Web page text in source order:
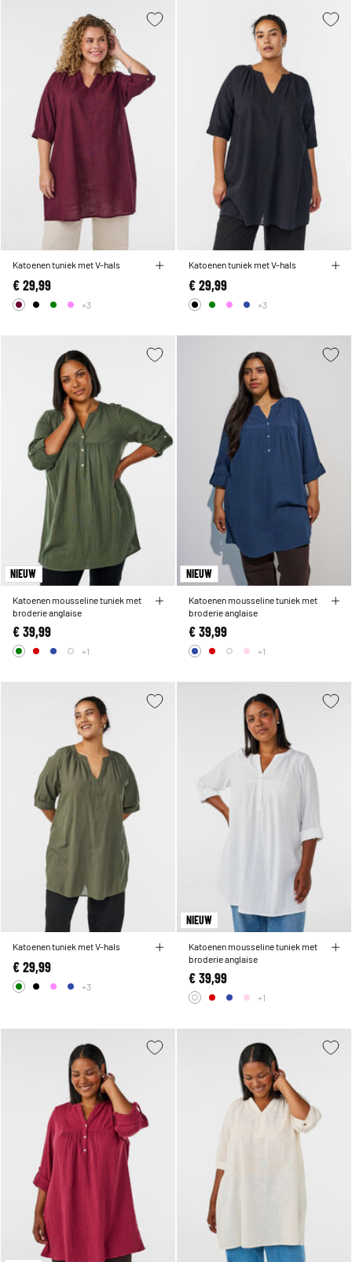
Katoenen tuniek met V-hals
€ 29,99
+3
Katoenen tuniek met V-hals
€ 29,99
+3
NIEUW
Katoenen mousseline tuniek met
broderie anglaise
€ 39,99
+1
NIEUW
Katoenen mousseline tuniek met
broderie anglaise
€ 39,99
+1
Katoenen tuniek met V-hals
€ 29,99
+3
NIEUW
Katoenen mousseline tuniek met
broderie anglaise
€ 39,99
+1